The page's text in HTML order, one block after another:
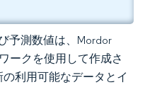
予測数値は、Mordor
ークを使用して作成さ
利用可能なデータとイ